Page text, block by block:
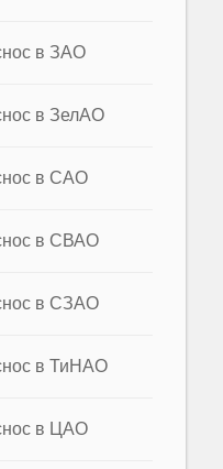
в ЗАО
в ЗелАО
в САО
в СВАО
в СЗАО
в ТиНАО
в ЦАО